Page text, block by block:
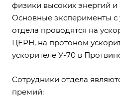
физики высоких энергий
Основные эксперименты с
отдела проводятся на
ЦЕРН, на протоном
ускорителе У-70 в
Сотрудники отдела
премий: